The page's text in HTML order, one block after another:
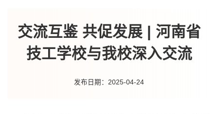
交流互鉴 共促发展 | 河南省
技工学校与我校深入交流
发布日期：2025-04-24